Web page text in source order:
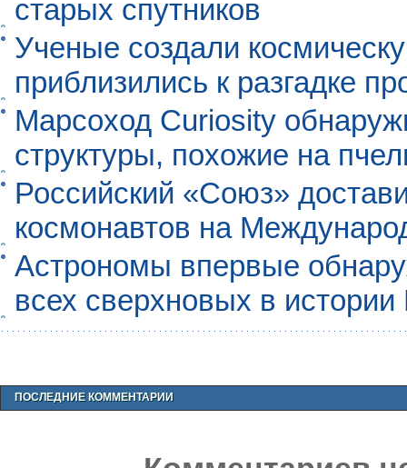
старых спутников
Ученые создали
приблизились к разгадке
Марсоход Curiosity
структуры, похожие на
Российский «Союз»
космонавтов на
Астрономы впервые
всех сверхновых в
ПОСЛЕДНИЕ КОММЕНТАРИИ